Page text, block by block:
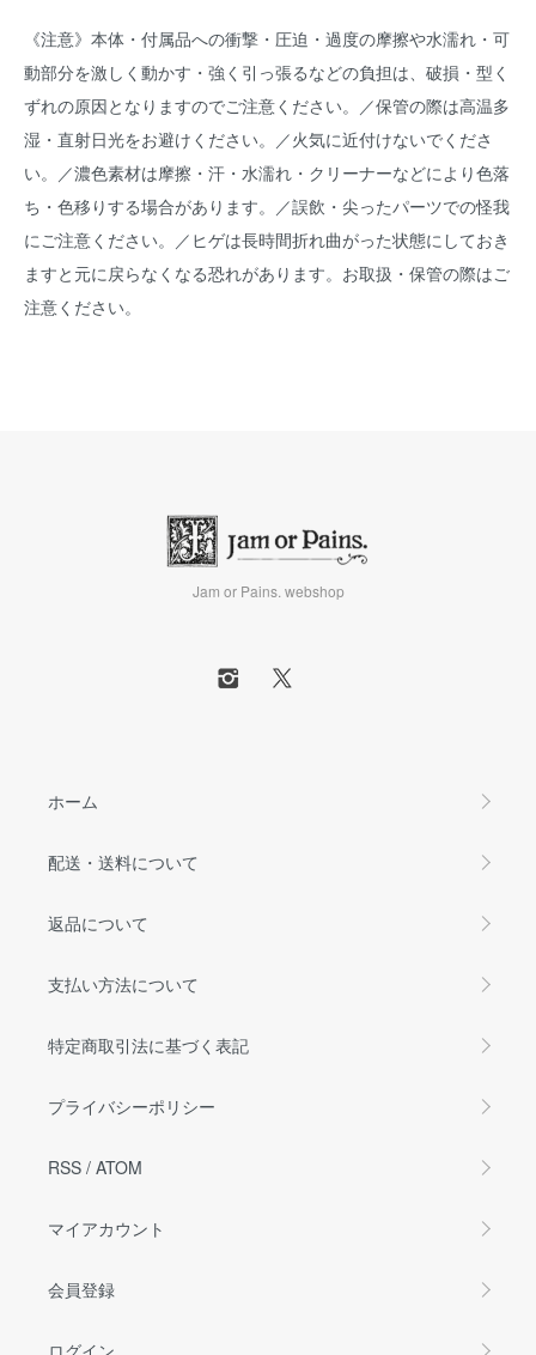
《注意》本体・付属品への衝撃・圧迫・過度の摩擦や水濡れ・可
動部分を激しく動かす・強く引っ張るなどの負担は、破損・型く
ずれの原因となりますのでご注意ください。／保管の際は高温多
湿・直射日光をお避けください。／火気に近付けないでくださ
い。／濃色素材は摩擦・汗・水濡れ・クリーナーなどにより色落
ち・色移りする場合があります。／誤飲・尖ったパーツでの怪我
にご注意ください。／ヒゲは長時間折れ曲がった状態にしておき
ますと元に戻らなくなる恐れがあります。お取扱・保管の際はご
注意ください。
Jam or Pains. webshop
ホーム
配送・送料について
返品について
支払い方法について
特定商取引法に基づく表記
プライバシーポリシー
RSS / ATOM
マイアカウント
会員登録
ログイン